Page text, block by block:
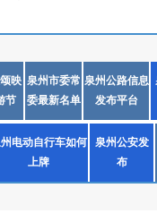
映
节
泉州市委常
委最新名单
泉州公路信息
发布平台
电动自行车如何
上牌
泉州公安发
布